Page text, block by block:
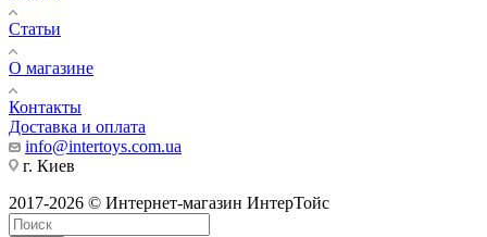
Статьи
О магазине
Контакты
Доставка и оплата
info@intertoys.com.ua
г. Киев
2017-2026 © Интернет-магазин ИнтерТойс